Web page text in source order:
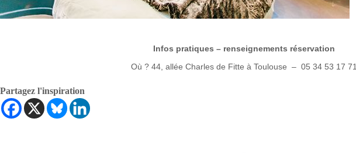
Infos pratiques – renseignements réservation
Où ? 44, allée Charles de Fitte à Toulouse – 05 34 53 17 71
Partagez l'inspiration